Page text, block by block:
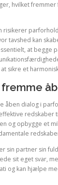
hvilket fremmer
risikerer
tavshed kan
at begge
sikre et
åben dialog i
redskaber
og opbygge et
sin partner sin
sit eget svar,
og kan hjælpe